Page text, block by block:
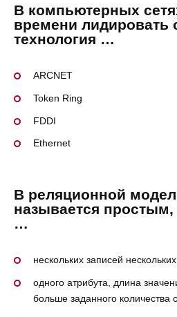
В компьютерных
времени лидировать
технология …
ARCNET
Token Ring
FDDI
Ethernet
В реляционной
называется простым,
…
нескольких записей
одного атрибута, длина
больше заданного количества